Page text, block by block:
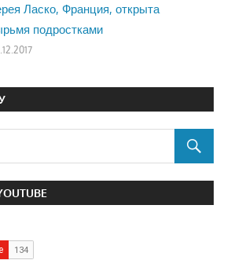
Ласко, Франция, открыта
подростками